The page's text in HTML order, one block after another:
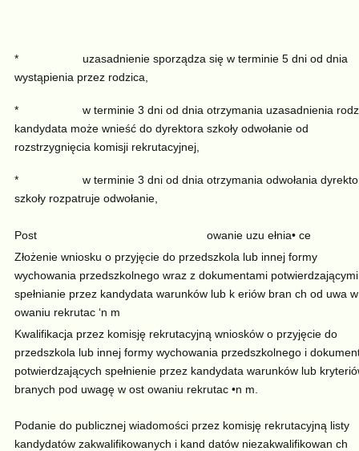
* uzasadnienie sporządza się w terminie 5 dni od dnia
wystąpienia przez rodzica,
* w terminie 3 dni od dnia otrzymania uzasadnienia
kandydata może wnieść do dyrektora szkoły odwołanie od
rozstrzygnięcia komisji rekrutacyjnej,
* w terminie 3 dni od dnia otrzymania odwołania
szkoły rozpatruje odwołanie,
Post
owanie uzu ełnia• ce
Złożenie wniosku o przyjęcie do przedszkola lub innej formy
wychowania przedszkolnego wraz z dokumentami potwierdzającymi
spełnianie przez kandydata warunków lub k eriów bran ch od uwa
owaniu rekrutac ‘n m
Kwalifikacja przez komisję rekrutacyjną wniosków o przyjęcie do
przedszkola lub innej formy wychowania przedszkolnego i
potwierdzających spełnienie przez kandydata warunków lub
branych pod uwagę w ost owaniu rekrutac •n m.
Podanie do publicznej wiadomości przez komisję rekrutacyjną listy
kandydatów zakwalifikowanych i kand datów niezakwalifikowan ch